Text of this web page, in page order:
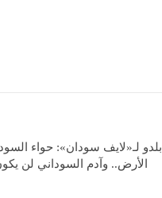
بلدو لـ«لايف سودان»: حواء
الأرض.. وآدم السوداني لن